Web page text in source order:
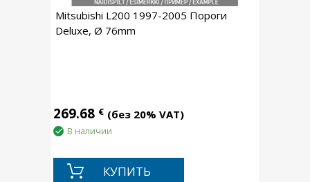
Mitsubishi L200 1997-2005 Пороги
Deluxe, Ø 76mm
269.68 € (без 20% VAT)
В наличии
КУПИТЬ